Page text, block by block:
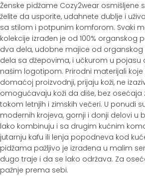
Ženske pidžame Cozy2wear osmišljene
želite da usporite, udahnete dublje i
sa stilom i potpunim komforom. Svaki
kolekcije izrađen je od 100% organskog
dva dela, udobne majice od organskog
dela sa džepovima, i učkurom u pojasu
našim logotipom. Prirodni materijali
domaćoj proizvodnji, prijaju koži, ne
omogućavaju koži da diše, bez osećaja
tokom letnjih i zimskih večeri. U ponudi
modernih krojeva, gornji i donji delovi u
lako kombinuju i sa drugim kućnim
jutarnju kafu ili lenja popodneva kod
pidžama pažljivo je izrađena u malim
dugo traje i da se lako održava. Za
pažnje prema sebi.